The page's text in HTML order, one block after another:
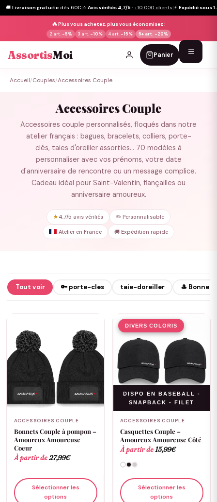
🚚 Livraison gratuite dès 60€|⭐ Avis vérifiés 4,7/5 · +10 000 clients|⚡ Expédié sous
🔥Plus vous achetez, plus vous économisez :
2 art. -5% 3 art. -10% 4 art. -15% 5+ art. -20%
AssortisMoi Panier
Accueil/Couples/Accessoires Couple
Accessoires Couple
Accessoires couple personnalisés, floqués dans notre
atelier français : bagues, bracelets, colliers, porte-
clés, taies d'oreiller assorties... 70 modèles à
personnaliser avec vos prénoms, votre date
d'anniversaire de rencontre ou un message complice.
Cadeau idéal pour Saint-Valentin, fiançailles ou
anniversaire amoureux.
★4,7/5 avis vérifiés ✏️ Personnalisable
Atelier en France 🚚 Expédition rapide
Tout voir 🔑 porte-cles taie-doreiller 🎩 Bonnet
ACCESSOIRES COUPLE
Bonnets Couple à pompon –
Amoureux Amoureuse
Coeur
À partir de27,99€
Sélectionner les
options
DISPO EN BASEBALL -
SNAPBACK - FILET
DIVERS COLORIS
ACCESSOIRES COUPLE
Casquettes Couple –
Amoureux Amoureuse Côté
À partir de15,99€
Sélectionner les
options